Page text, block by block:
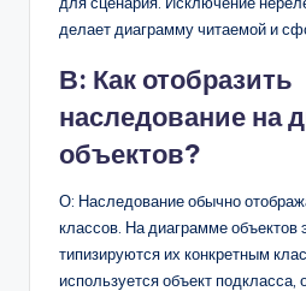
делает диаграмму читаемой и
В: Как отобразить
наследование на
объектов?
О: Наследование обычно
классов. На диаграмме объектов
типизируются их конкретным
используется объект